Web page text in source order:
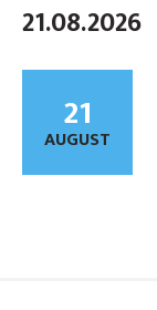
21.08.2026
21
AUGUST